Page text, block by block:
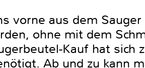
vorne aus dem Sauger
ohne mit dem
Kauf hat sich
Ab und zu kann